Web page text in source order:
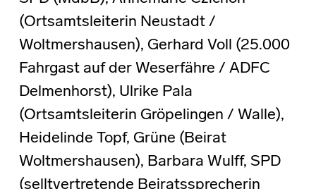
(Ortsamtsleiterin Neustadt /
Woltmershausen), Gerhard Voll (25.000
Fahrgast auf der Weserfähre / ADFC
Delmenhorst), Ulrike Pala
(Ortsamtsleiterin Gröpelingen / Walle),
Heidelinde Topf, Grüne (Beirat
Woltmershausen), Barbara Wulff, SPD
(selltvertretende Beiratssprecherin